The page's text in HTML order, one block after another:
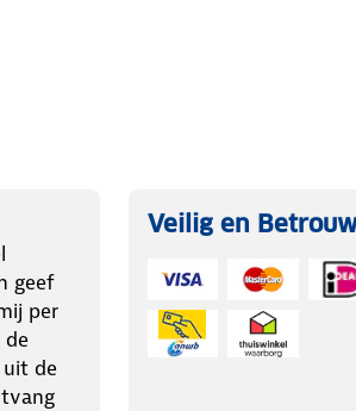
geef
per
de
uit de
Veilig en